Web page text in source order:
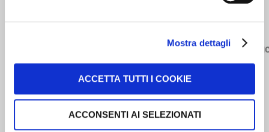
Mostra dettagli
ACCETTA TUTTI I COOKIE
ACCONSENTI AI SELEZIONATI
Meccanico
L’arte
dell’Accettazione
in Officina
Officina
lezioni
private
dell’Accettatore
Turbo
Program
Marcatempo
consigliato
Summit
5334968